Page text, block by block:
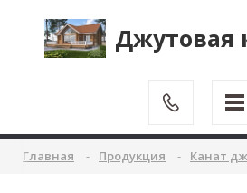
Джутовая
Главная Продукция Канат